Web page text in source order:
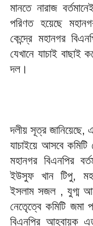
মানতে নারাজ
পরিণত হয়েছে
কেন্দ্রে মহানগর
যেখানে যাচাই বাছাই
দল।
দলীয় সূত্র
যাচাইয়ে আসবে
মহানগর বিএনপির
ইউসুফ খান টিপু,
ইসলাম সজল , যুগ্ম
নেতেৃত্বে কমিটি জমা
বিএনপির আহ্বায়ক